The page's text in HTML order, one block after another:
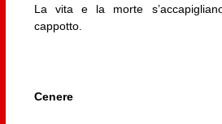
La vita e la morte
cappotto.
Cenere